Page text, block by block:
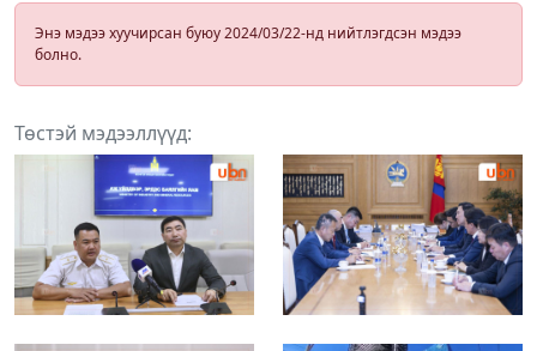
Энэ мэдээ хуучирсан буюу 2024/03/22-нд нийтлэгдсэн мэдээ
болно.
Төстэй мэдээллүүд: